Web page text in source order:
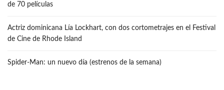
de 70 películas
Actriz dominicana Lía Lockhart, con dos cortometrajes en el Festival
de Cine de Rhode Island
Spider-Man: un nuevo día (estrenos de la semana)